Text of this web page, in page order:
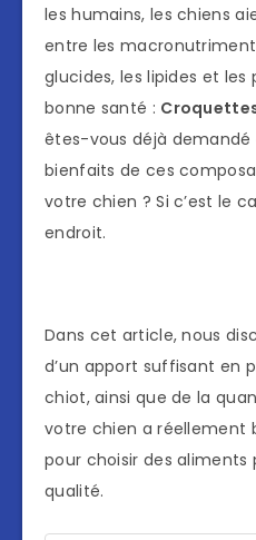
les humains, les chiens
entre les
glucides, les lipides et
bonne santé :
êtes-vous déjà demandé
bienfaits de ces
votre chien ? Si c’est le
endroit.
Dans cet article, nous
d’un apport suffisant en
chiot, ainsi que de la
votre chien a réellement
pour choisir des aliments
qualité.